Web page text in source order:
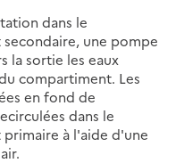
dans le
une pompe
la sortie les eaux
compartiment. Les
en fond de
dans le
à l'aide d'une